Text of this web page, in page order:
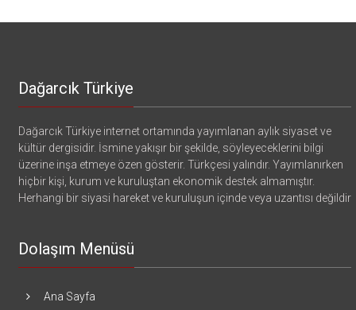
Dağarcık Türkiye
Dağarcık Türkiye internet ortamında yayımlanan aylık siyaset ve
kültür dergisidir. İsmine yakışır bir şekilde, söyleyeceklerini bilgi
üzerine inşa etmeye özen gösterir. Türkçesi yalındır. Yayımlanırken
hiçbir kişi, kurum ve kuruluştan ekonomik destek almamıştır.
Herhangi bir siyasi hareket ve kuruluşun içinde veya uzantısı değildir
Dolaşım Menüsü
Ana Sayfa